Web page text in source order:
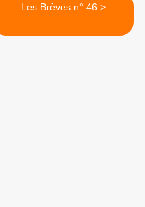
Les Brèves n° 46 >